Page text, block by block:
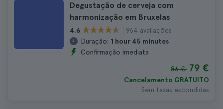
Degustação de cerveja com
harmonização em Bruxelas
4.6
964 avaliações
Duração: 1 hour 45 minutes
Confirmação imediata
86 € 79 €
Cancelamento GRATUITO
Sem taxas escondidas